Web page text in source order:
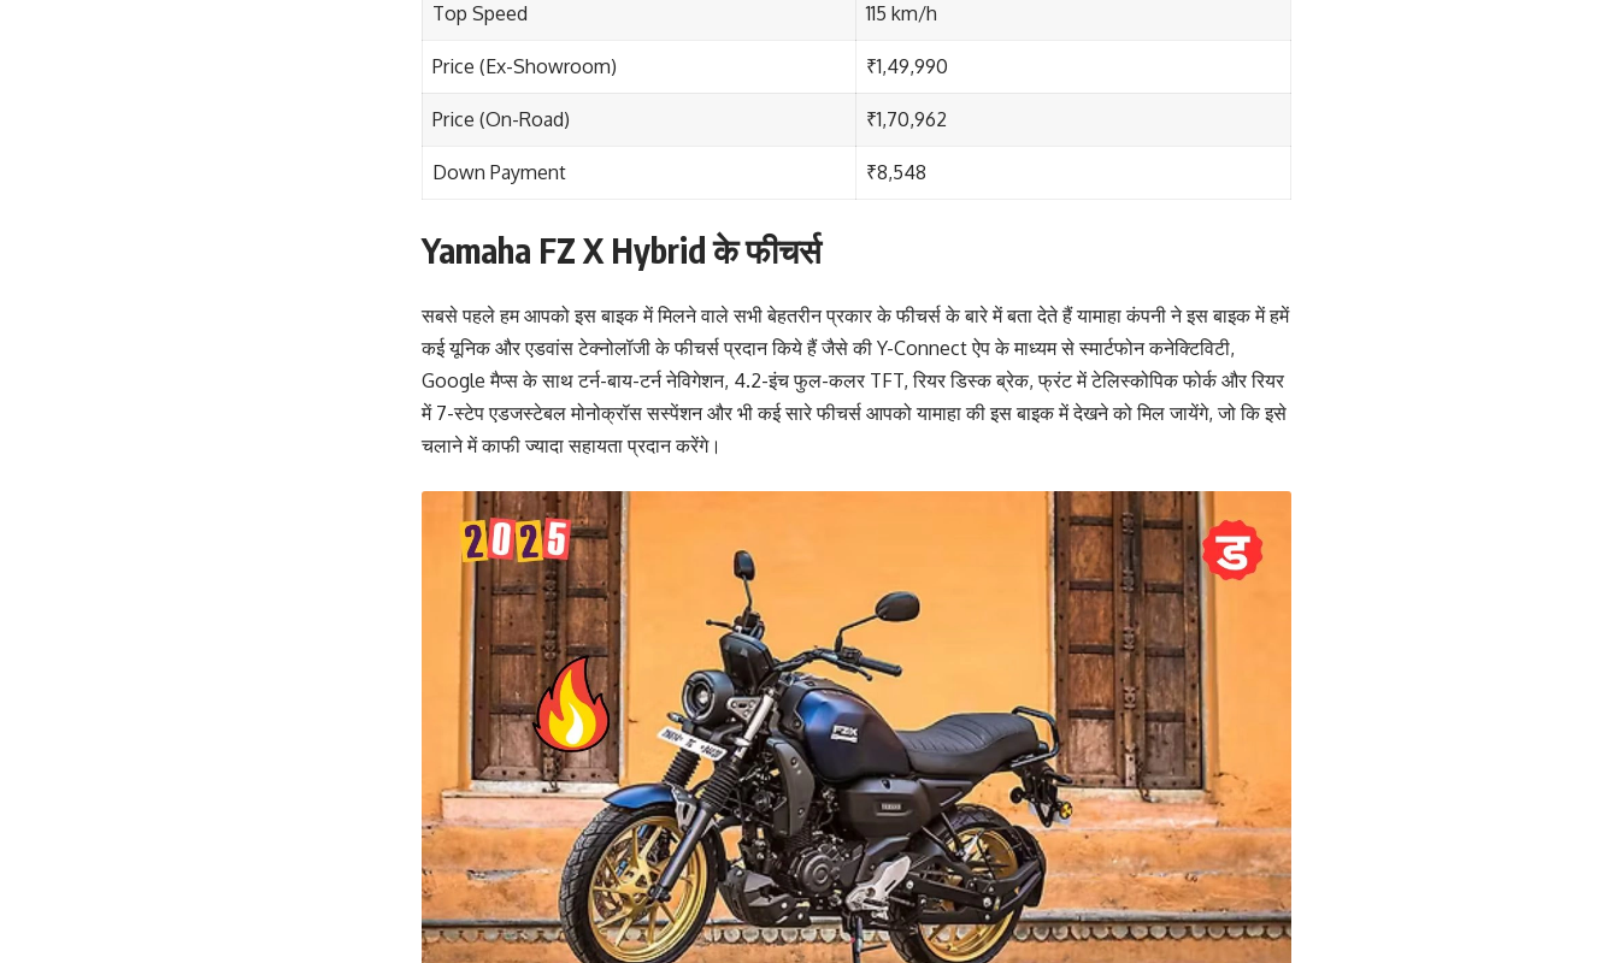
Top Speed 115 km/h
Price (Ex-Showroom) ₹1,49,990
Price (On-Road) ₹1,70,962
Down Payment ₹8,548
Yamaha FZ X Hybrid के फीचर्स
सबसे पहले हम आपको इस बाइक में मिलने वाले सभी बेहतरीन प्रकार के फीचर्स के बारे में बता देते हैं यामाहा कंपनी ने इस बाइक में हमें
कई यूनिक और एडवांस टेक्नोलॉजी के फीचर्स प्रदान किये हैं जैसे की Y-Connect ऐप के माध्यम से स्मार्टफोन कनेक्टिविटी,
Google मैप्स के साथ टर्न-बाय-टर्न नेविगेशन, 4.2-इंच फुल-कलर TFT, रियर डिस्क ब्रेक, फ्रंट में टेलिस्कोपिक फोर्क और रियर
में 7-स्टेप एडजस्टेबल मोनोक्रॉस सस्पेंशन और भी कई सारे फीचर्स आपको यामाहा की इस बाइक में देखने को मिल जायेंगे, जो कि इसे
चलाने में काफी ज्यादा सहायता प्रदान करेंगे।